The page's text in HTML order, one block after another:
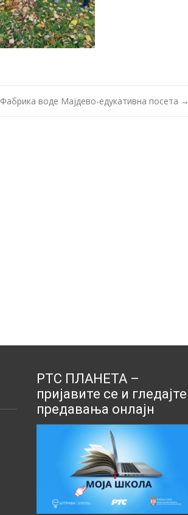
Фабрика воде Мајдево-едукативна посета →
РТС ПЛАНЕТА –
пријавите се и гледајте
предавања онлајн